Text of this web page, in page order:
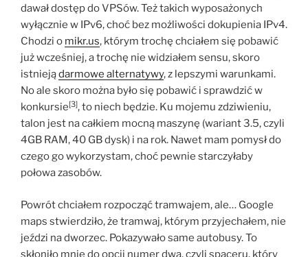
dawał dostęp do VPSów. Też takich wyposażonych
wyłącznie w IPv6, choć bez możliwości dokupienia IPv4.
Chodzi o mikr.us, którym trochę chciałem się pobawić
już wcześniej, a trochę nie widziałem sensu, skoro
istniejądarmowe alternatywy, z lepszymi warunkami.
No ale skoro można było się pobawić i sprawdzić w
konkursie[3], to niech będzie. Ku mojemu zdziwieniu,
talon jest na całkiem mocną maszynę (wariant 3.5, czyli
4GB RAM, 40 GB dysk) i na rok. Nawet mam pomysł do
czego go wykorzystam, choć pewnie starczyłaby
połowa zasobów.
Powrót chciałem rozpocząć tramwajem, ale… Google
maps stwierdziło, że tramwaj, którym przyjechałem, nie
jeździ na dworzec. Pokazywało same autobusy. To
skłoniło mnie do opcji numer dwa, czyli spaceru, który